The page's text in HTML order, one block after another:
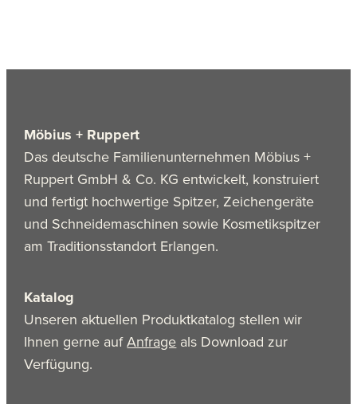
Möbius + Ruppert
Das deutsche Familienunternehmen Möbius +
Ruppert GmbH & Co. KG entwickelt, konstruiert
und fertigt hochwertige Spitzer, Zeichengeräte
und Schneidemaschinen sowie Kosmetikspitzer
am Traditionsstandort Erlangen.
Katalog
Unseren aktuellen Produktkatalog stellen wir
Ihnen gerne aufAnfrage als Download zur
Verfügung.